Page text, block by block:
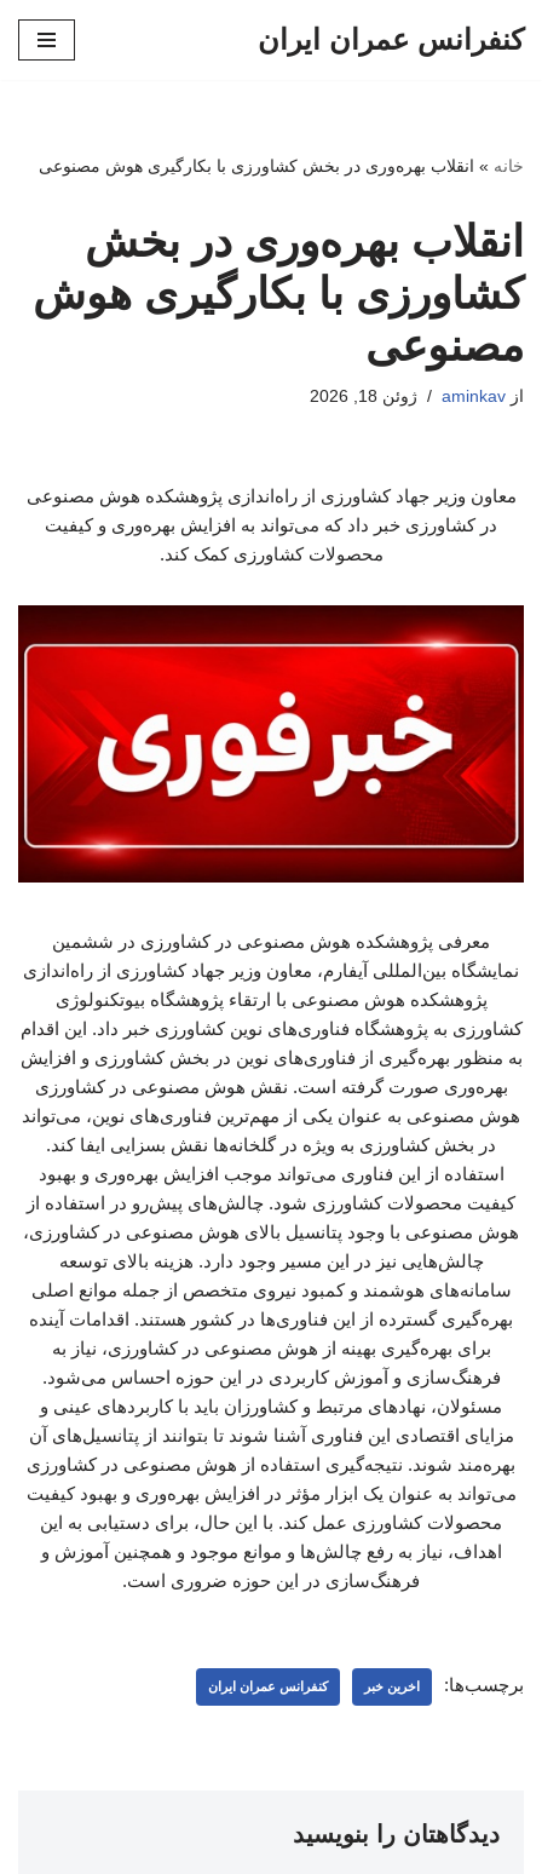
کنفرانس عمران ایران
خانه » انقلاب بهره‌وری در بخش کشاورزی با بکارگیری هوش مصنوعی
انقلاب بهره‌وری در بخش
کشاورزی با بکارگیری هوش
مصنوعی
از aminkav ژوئن 18, 2026
معاون وزیر جهاد کشاورزی از راه‌اندازی پژوهشکده هوش مصنوعی
در کشاورزی خبر داد که می‌تواند به افزایش بهره‌وری و کیفیت
محصولات کشاورزی کمک کند.
معرفی پژوهشکده هوش مصنوعی در کشاورزی در ششمین
نمایشگاه بین‌المللی آیفارم، معاون وزیر جهاد کشاورزی از راه‌اندازی
پژوهشکده هوش مصنوعی با ارتقاء پژوهشگاه بیوتکنولوژی
کشاورزی به پژوهشگاه فناوری‌های نوین کشاورزی خبر داد. این اقدام
به منظور بهره‌گیری از فناوری‌های نوین در بخش کشاورزی و افزایش
بهره‌وری صورت گرفته است. نقش هوش مصنوعی در کشاورزی
هوش مصنوعی به عنوان یکی از مهم‌ترین فناوری‌های نوین، می‌تواند
در بخش کشاورزی به ویژه در گلخانه‌ها نقش بسزایی ایفا کند.
استفاده از این فناوری می‌تواند موجب افزایش بهره‌وری و بهبود
کیفیت محصولات کشاورزی شود. چالش‌های پیش‌رو در استفاده از
هوش مصنوعی با وجود پتانسیل بالای هوش مصنوعی در کشاورزی،
چالش‌هایی نیز در این مسیر وجود دارد. هزینه بالای توسعه
سامانه‌های هوشمند و کمبود نیروی متخصص از جمله موانع اصلی
بهره‌گیری گسترده از این فناوری‌ها در کشور هستند. اقدامات آینده
برای بهره‌گیری بهینه از هوش مصنوعی در کشاورزی، نیاز به
فرهنگ‌سازی و آموزش کاربردی در این حوزه احساس می‌شود.
مسئولان، نهادهای مرتبط و کشاورزان باید با کاربردهای عینی و
مزایای اقتصادی این فناوری آشنا شوند تا بتوانند از پتانسیل‌های آن
بهره‌مند شوند. نتیجه‌گیری استفاده از هوش مصنوعی در کشاورزی
می‌تواند به عنوان یک ابزار مؤثر در افزایش بهره‌وری و بهبود کیفیت
محصولات کشاورزی عمل کند. با این حال، برای دستیابی به این
اهداف، نیاز به رفع چالش‌ها و موانع موجود و همچنین آموزش و
فرهنگ‌سازی در این حوزه ضروری است.
برچسب‌ها: اخرین خبر کنفرانس عمران ایران
دیدگاهتان را بنویسید